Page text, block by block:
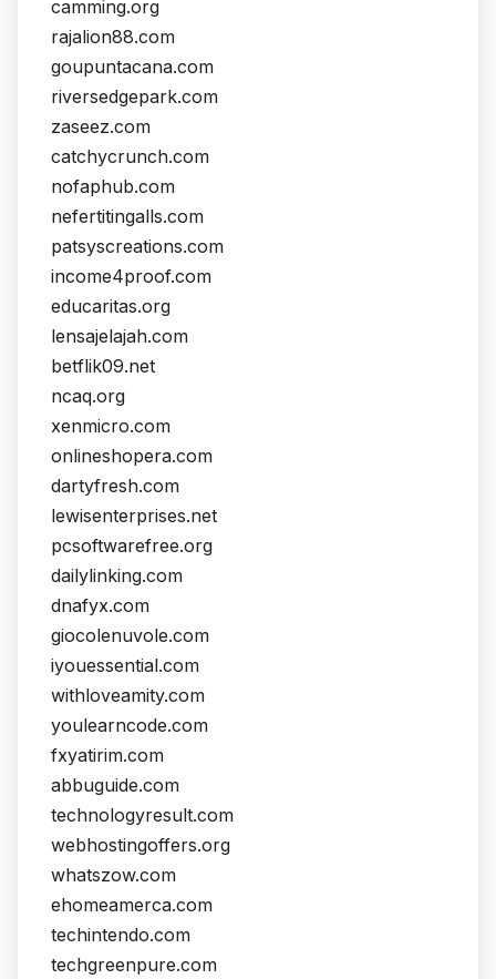
camming.org
rajalion88.com
goupuntacana.com
riversedgepark.com
zaseez.com
catchycrunch.com
nofaphub.com
nefertitingalls.com
patsyscreations.com
income4proof.com
educaritas.org
lensajelajah.com
betflik09.net
ncaq.org
xenmicro.com
onlineshopera.com
dartyfresh.com
lewisenterprises.net
pcsoftwarefree.org
dailylinking.com
dnafyx.com
giocolenuvole.com
iyouessential.com
withloveamity.com
youlearncode.com
fxyatirim.com
abbuguide.com
technologyresult.com
webhostingoffers.org
whatszow.com
ehomeamerca.com
techintendo.com
techgreenpure.com